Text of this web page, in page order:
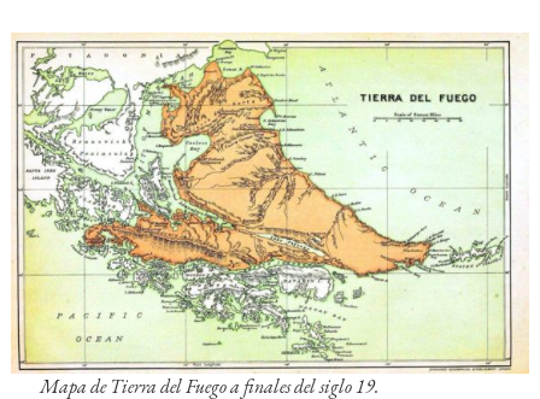
Mapa de Tierra del Fuego a finales del siglo 19.